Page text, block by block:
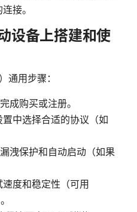
接。
设备上搭建和使
通用步骤：
成购买或注册。
中选择合适的协议（如
洩保护和自动启动（如果
度和稳定性（可用